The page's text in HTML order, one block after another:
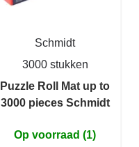
Schmidt
3000 stukken
Puzzle Roll Mat up to
3000 pieces Schmidt
Op voorraad (1)